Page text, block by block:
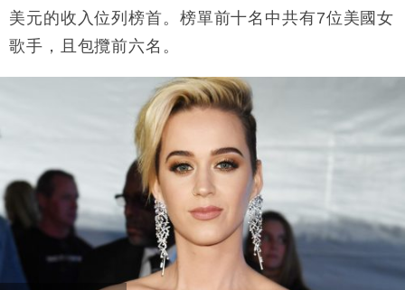
11:40
財經｜黑石傳再籌逾360億美元 支援Anthropic租用
Google晶片
10:57
財經｜美商務部擬擴大金屬關稅範圍 14類產品或加徵
本地｜新世界K11 9月升級會員制度 增鉑金卡級別鎖
定高消費客群
財經｜本港6月零售額連升14個月 珠寶鐘錶銷售升勢
16:33
財經｜滙控重啟最多10億美元回購 派息比率目標維持
50%
美元的收入位列榜首。榜單前十名中共有7位美國女
歌手，且包攬前六名。